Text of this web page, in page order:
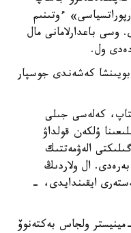
ءوتىنىم
وسى باعدارلامانى مال
ول.
كەشەندى جوسپار
كەلەسى جىلى
ۇلكەن قولداۋ
الەۋمەتتىك
بەرەدى. ال ولاردىڭ
ايقىندايدى، -
ولجاس بەكتەنوۆ